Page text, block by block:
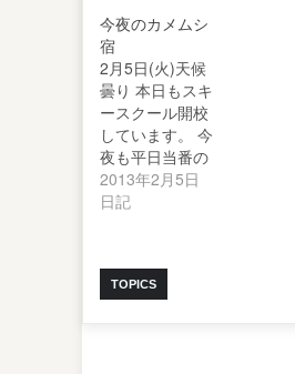
今夜のカメムシ
宿
2月5日(火)天候
曇り 本日もスキ
ースクール開校
しています。 今
夜も平日当番の
加藤校長からの
便りをお…
2013年2月5日
日記
TOPICS